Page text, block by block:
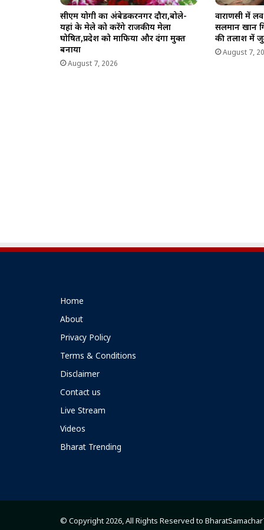
सीएम योगी का अंबेडकरनगर दौरा,बोले-
यहां के मेले को करेंगे राजकीय मेला
घोषित,प्रदेश को माफिया और दंगा मुक्त
बनाया
August 7, 2026
वाराणसी में
सलमान खान
की तलाश में
August 7,
Home
About
Privacy Policy
Terms & Conditions
Disclaimer
Contact us
Live Stream
Videos
Bharat Trending
© Copyright 2026, All Rights Reserved to